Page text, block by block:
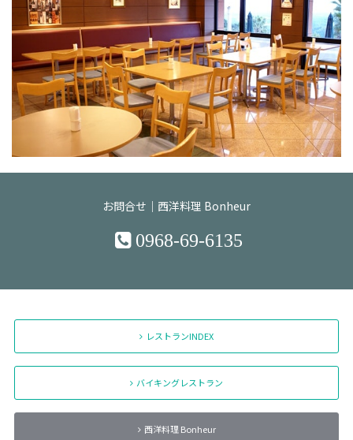
お問合せ｜西洋料理 Bonheur
0968-69-6135
レストランINDEX
バイキングレストラン
西洋料理 Bonheur